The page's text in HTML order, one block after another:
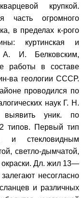
крупкой.
часть огромного
в пределах к-рого
куртинская и
А. И. Белковским,
работы в составе
ва геологии СССР.
проводился по
наук Г. Н.
уник. по
типов. Первый тип
и стекловидным
светло-дымчатой,
окраски. Дл. жил 13—
несогласно
и различных